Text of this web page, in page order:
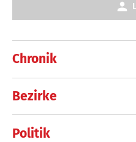
Chronik
Bezirke
Politik